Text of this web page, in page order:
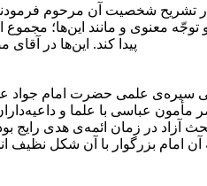
در تشریح شخصیت آن مرحوم
معنوی و مانند این‌ها؛ مجموع
پیدا کند. این‌ها در آقای مصباح
سیره‌ی علمی حضرت امام جواد
مأمون عباسی با علما و
در زمان ائمه‌ی هدی رایج
آن امام بزرگوار با آن شکل نظیف